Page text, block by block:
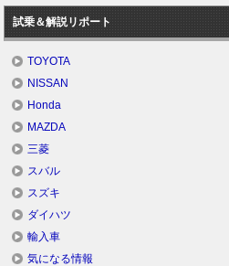
試乗＆解説リポート
TOYOTA
NISSAN
Honda
MAZDA
三菱
スバル
スズキ
ダイハツ
輸入車
気になる情報